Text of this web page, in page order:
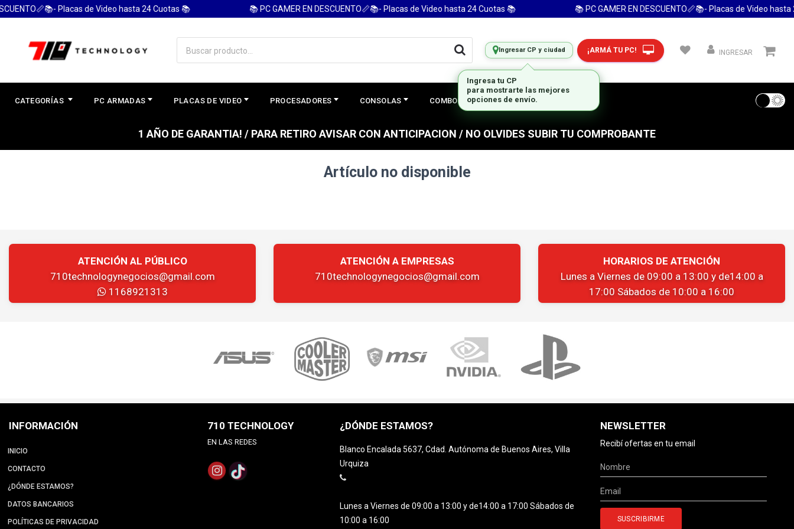
Placas de Video hasta 24 Cuotas 📚 📚 PC GAMER EN DESCUENTO📏📚- Placas de Video hasta 24 Cuotas 📚 📚 PC GAMER EN DESCUENTO📏📚- Placas de Video hasta
Ingresar CP y ciudad ¡ARMÁ TU PC! INGRESAR
CATEGORÍAS PC ARMADAS PLACAS DE VIDEO PROCESADORES CONSOLAS COMBOS PREGUNTAS FRECUENTES
1 AÑO DE GARANTIA! / PARA RETIRO AVISAR CON ANTICIPACION / NO OLVIDES SUBIR TU COMPROBANTE
Artículo no disponible
ATENCIÓN AL PÚBLICO
710technologynegocios@gmail.com
1168921313
ATENCIÓN A EMPRESAS
710technologynegocios@gmail.com
HORARIOS DE ATENCIÓN
Lunes a Viernes de 09:00 a 13:00 y de14:00 a
17:00 Sábados de 10:00 a 16:00
INFORMACIÓN
INICIO
CONTACTO
¿DÓNDE ESTAMOS?
DATOS BANCARIOS
POLÍTICAS DE PRIVACIDAD
710 TECHNOLOGY
EN LAS REDES
¿DÓNDE ESTAMOS?
Blanco Encalada 5637, Cdad. Autónoma de Buenos Aires, Villa
Urquiza
Lunes a Viernes de 09:00 a 13:00 y de14:00 a 17:00 Sábados de
10:00 a 16:00
NEWSLETTER
Recibí ofertas en tu email
Ingresa tu CP
para mostrarte las mejores
opciones de envío.